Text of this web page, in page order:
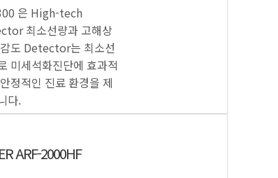
은 High-tech
최소선량과 고해상
도 Detector는 최소선
미세석화진단에 효과적
정적인 진료 환경을 제
다.
ARF-2000HF